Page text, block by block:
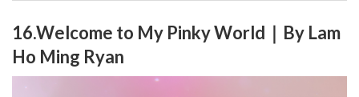
16.Welcome to My Pinky World｜By Lam
Ho Ming Ryan